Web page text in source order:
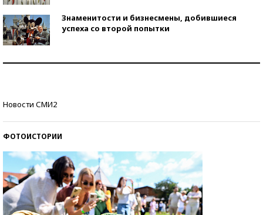
Знаменитости и бизнесмены, добившиеся
успеха со второй попытки
Новости СМИ2
ФОТОИСТОРИИ